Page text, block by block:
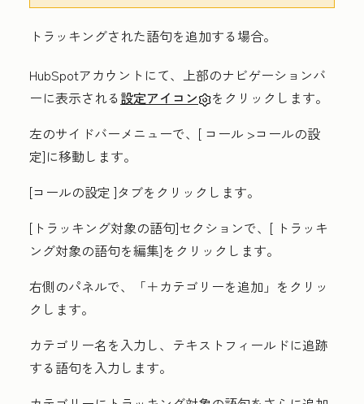
トラッキングされた語句を追加する場合。
HubSpotアカウントにて、上部のナビゲーションバ
ーに表示される設定アイコン
をクリックします。
左のサイドバーメニューで、[ コール >コールの設
定]に移動します。
[コールの設定 ]タブをクリックします。
[トラッキング対象の語句]セクションで、[ トラッキ
ング対象の語句を編集]をクリックします。
右側のパネルで、「＋カテゴリーを追加 」をクリッ
クします。
カテゴリー名を入力し、テキストフィールドに追跡
する語句を入力します。